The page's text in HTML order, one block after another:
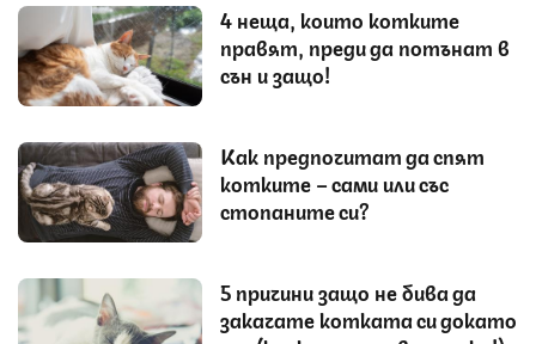
4 неща, които котките
правят, преди да потънат в
сън и защо!
Как предпочитат да спят
котките – сами или със
стопаните си?
5 причини защо не бива да
закачате котката си докато